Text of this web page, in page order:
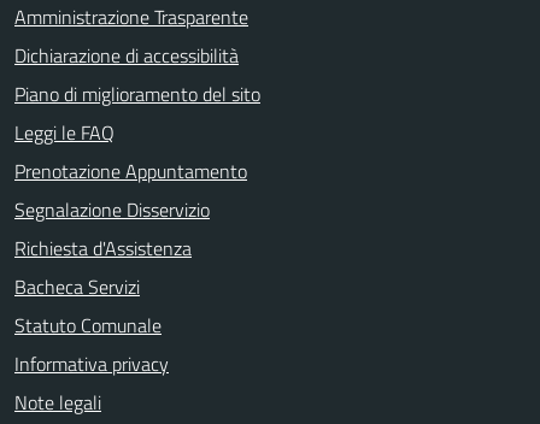
Amministrazione Trasparente
Dichiarazione di accessibilità
Piano di miglioramento del sito
Leggi le FAQ
Prenotazione Appuntamento
Segnalazione Disservizio
Richiesta d'Assistenza
Bacheca Servizi
Statuto Comunale
Informativa privacy
Note legali